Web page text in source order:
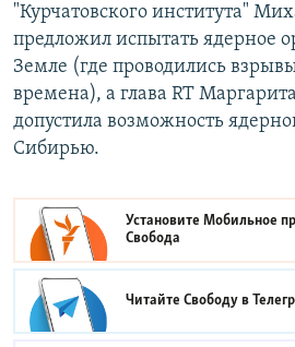
"Курчатовского института"
предложил испытать ядерное
Земле (где проводились
времена), а глава RT
допустила возможность
Сибирью.
Установите Мобильное
Свобода
Читайте Свободу в